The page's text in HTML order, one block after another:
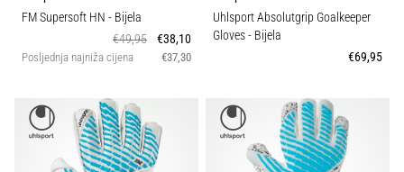
sa
dresovima
Nike,
adidas
FM Supersoft HN - Bijela
€49,95
€38,10
Posljednja najniža cijena €37,30
Uhlsport Absolutgrip Goalkeeper
Gloves- Bijela
€69,95